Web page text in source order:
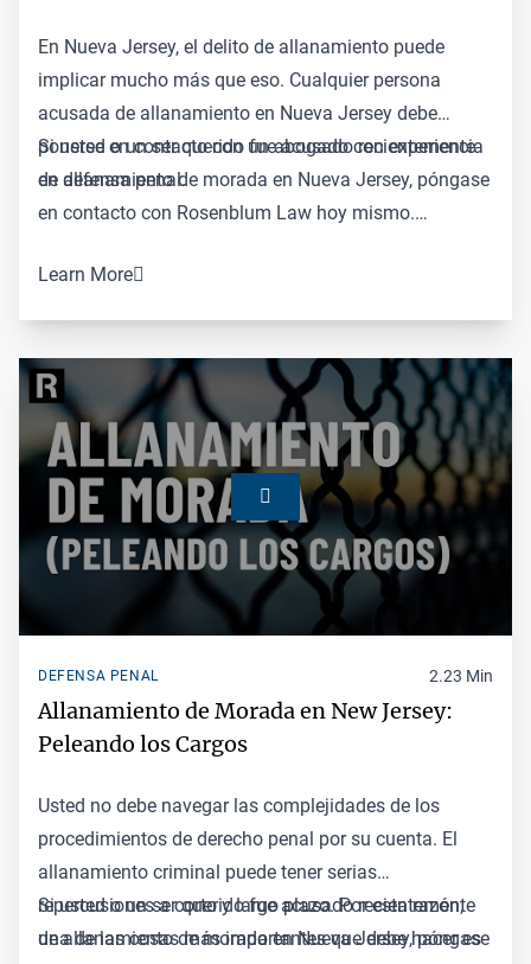
En Nueva Jersey, el delito de allanamiento puede
implicar mucho más que eso. Cualquier persona
acusada de allanamiento en Nueva Jersey debe
ponerse en contacto con unabogado con experiencia
en defensa penal.
Si usted o un ser querido fue acusado recientemente
de allanamiento de morada en Nueva Jersey, póngase
en contacto con Rosenblum Law hoy mismo.
pueden trabajar para defender sus derechos y
podamos comenzar el proceso de defenderlo contra
este cargo.
Learn More
DEFENSA PENAL 2.23 Min
Allanamiento de Morada en New Jersey:
Peleando los Cargos
Usted no debe navegar las complejidades de los
procedimientos de derecho penal por su cuenta. El
allanamiento criminal puede tener serias
repercusiones a corto y largo plazo. Por esta razón,
una de las cosas más importantes que debe hacer es
Si usted o un ser querido fue acusado recientemente
de allanamiento de morada en Nueva Jersey, póngase